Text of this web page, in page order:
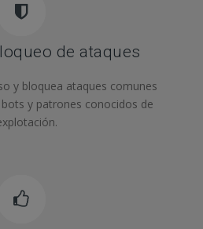
de ataques
y bloquea ataques comunes
y patrones conocidos de